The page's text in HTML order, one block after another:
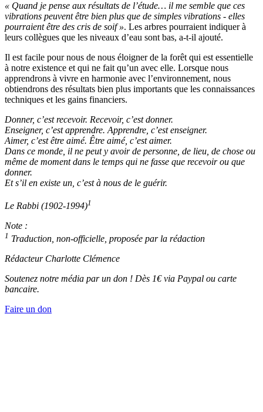
« Quand je pense aux résultats de l’étude… il me semble que ces
vibrations peuvent être bien plus que de simples vibrations - elles
pourraient être des cris de soif ». Les arbres pourraient indiquer à
leurs collègues que les niveaux d’eau sont bas, a-t-il ajouté.
Il est facile pour nous de nous éloigner de la forêt qui est essentielle
à notre existence et qui ne fait qu’un avec elle. Lorsque nous
apprendrons à vivre en harmonie avec l’environnement, nous
obtiendrons des résultats bien plus importants que les connaissances
techniques et les gains financiers.
Donner, c’est recevoir. Recevoir, c’est donner.
Enseigner, c’est apprendre. Apprendre, c’est enseigner.
Aimer, c’est être aimé. Être aimé, c’est aimer.
Dans ce monde, il ne peut y avoir de personne, de lieu, de chose ou
même de moment dans le temps qui ne fasse que recevoir ou que
donner.
Et s’il en existe un, c’est à nous de le guérir.
Le Rabbi (1902-1994)1
Note :
1 Traduction, non-officielle, proposée par la rédaction
Rédacteur Charlotte Clémence
Soutenez notre média par un don ! Dès 1€ via Paypal ou carte
bancaire.
Faire un don